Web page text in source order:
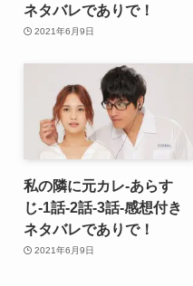
ネタバレでありで！
2021年6月9日
私の隣に元カレ-あらす
じ-1話-2話-3話-感想付き
ネタバレでありで！
2021年6月9日